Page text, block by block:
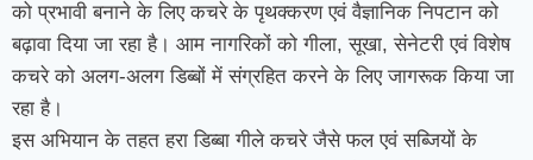
को प्रभावी बनाने के लिए कचरे के पृथक्करण एवं वैज्ञानिक निपटान को
बढ़ावा दिया जा रहा है। आम नागरिकों को गीला, सूखा, सेनेटरी एवं विशेष
कचरे को अलग-अलग डिब्बों में संग्रहित करने के लिए जागरूक किया जा
रहा है।
इस अभियान के तहत हरा डिब्बा गीले कचरे जैसे फल एवं सब्जियों के